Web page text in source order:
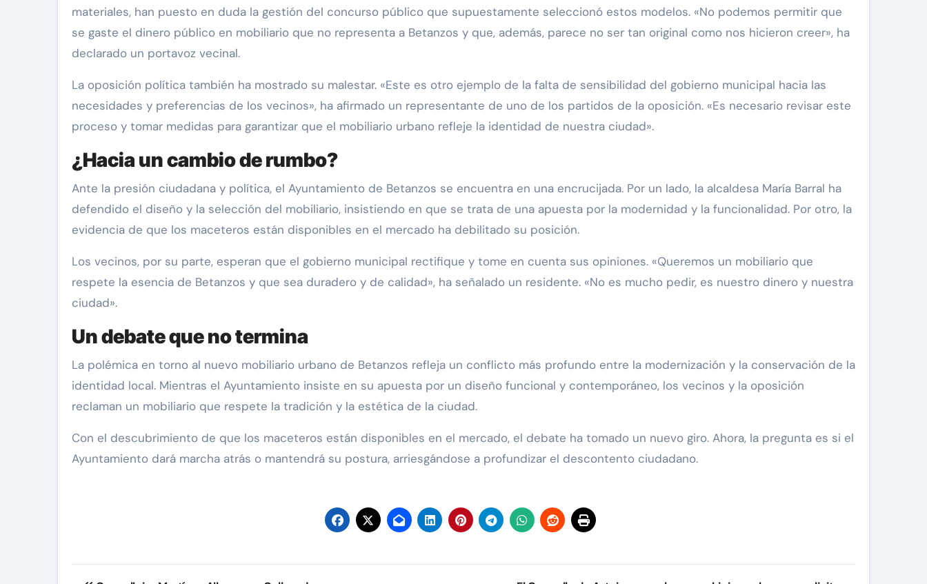
materiales, han puesto en duda la gestión del concurso público que supuestamente seleccionó estos modelos. «No podemos permitir que
se gaste el dinero público en mobiliario que no representa a Betanzos y que, además, parece no ser tan original como nos hicieron creer», ha
declarado un portavoz vecinal.
La oposición política también ha mostrado su malestar. «Este es otro ejemplo de la falta de sensibilidad del gobierno municipal hacia las
necesidades y preferencias de los vecinos», ha afirmado un representante de uno de los partidos de la oposición. «Es necesario revisar este
proceso y tomar medidas para garantizar que el mobiliario urbano refleje la identidad de nuestra ciudad».
¿Hacia un cambio de rumbo?
Ante la presión ciudadana y política, el Ayuntamiento de Betanzos se encuentra en una encrucijada. Por un lado, la alcaldesa María Barral ha
defendido el diseño y la selección del mobiliario, insistiendo en que se trata de una apuesta por la modernidad y la funcionalidad. Por otro, la
evidencia de que los maceteros están disponibles en el mercado ha debilitado su posición.
Los vecinos, por su parte, esperan que el gobierno municipal rectifique y tome en cuenta sus opiniones. «Queremos un mobiliario que
respete la esencia de Betanzos y que sea duradero y de calidad», ha señalado un residente. «No es mucho pedir, es nuestro dinero y nuestra
ciudad».
Un debate que no termina
La polémica en torno al nuevo mobiliario urbano de Betanzos refleja un conflicto más profundo entre la modernización y la conservación de la
identidad local. Mientras el Ayuntamiento insiste en su apuesta por un diseño funcional y contemporáneo, los vecinos y la oposición
reclaman un mobiliario que respete la tradición y la estética de la ciudad.
Con el descubrimiento de que los maceteros están disponibles en el mercado, el debate ha tomado un nuevo giro. Ahora, la pregunta es si el
Ayuntamiento dará marcha atrás o mantendrá su postura, arriesgándose a profundizar el descontento ciudadano.
Navegación